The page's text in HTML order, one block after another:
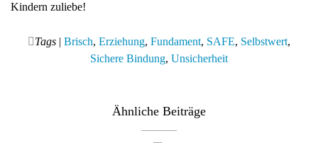
Kindern zuliebe!
Tags | Brisch, Erziehung, Fundament, SAFE, Selbstwert,
Sichere Bindung, Unsicherheit
Ähnliche Beiträge